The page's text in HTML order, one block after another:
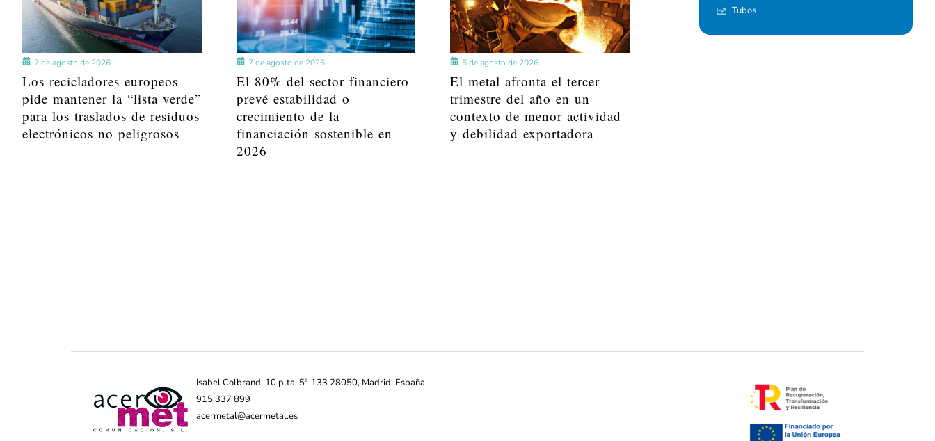
7 de agosto de 2026
Los recicladores europeos
pide mantener la “lista verde”
para los traslados de residuos
electrónicos no peligrosos
7 de agosto de 2026
El 80% del sector financiero
prevé estabilidad o
crecimiento de la
financiación sostenible en
2026
6 de agosto de 2026
El metal afronta el tercer
trimestre del año en un
contexto de menor actividad
y debilidad exportadora
Tubos
Isabel Colbrand, 10 plta. 5ª-133 28050, Madrid, España
915 337 899
acermetal@acermetal.es